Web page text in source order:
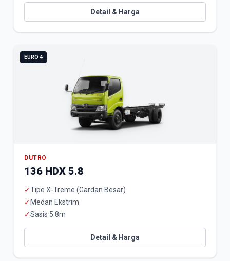
Detail & Harga
EURO 4
DUTRO
136 HDX 5.8
✓Tipe X-Treme (Gardan Besar)
✓ Medan Ekstrim
✓Sasis 5.8m
Detail & Harga